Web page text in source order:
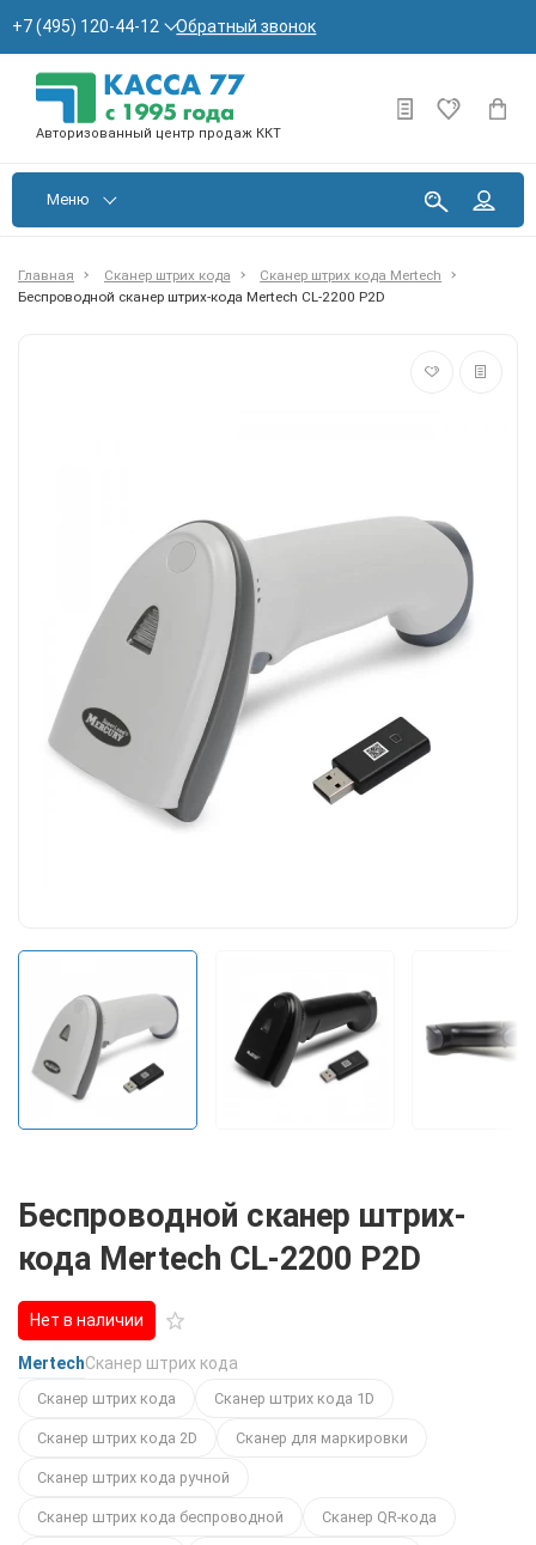
+7 (495) 120-44-12 Обратный звонок
Авторизованный центр продаж ККТ
Меню
Главная Сканер штрих кода
Сканер штрих кода Mertech
Беспроводной сканер штрих-кода Mertech CL-2200 P2D
Беспроводной сканер штрих-
кода Mertech CL-2200 P2D
Нет в наличии
MertechСканер штрих кода
Сканер штрих кода Сканер штрих кода 1D
Сканер штрих кода 2D Сканер для маркировки
Сканер штрих кода ручной
Сканер штрих кода беспроводной Сканер QR-кода